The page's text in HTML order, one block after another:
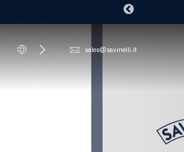
sales@savinelli.it